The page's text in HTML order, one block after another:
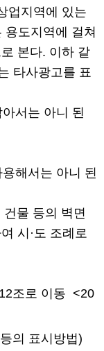
업지역에 있는
도지역에 걸쳐
본다. 이하 같
타사광고를 표
서는 아니 된
해서는 아니 된
물 등의 벽면
시·도 조례로
조로 이동 <20
의 표시방법)